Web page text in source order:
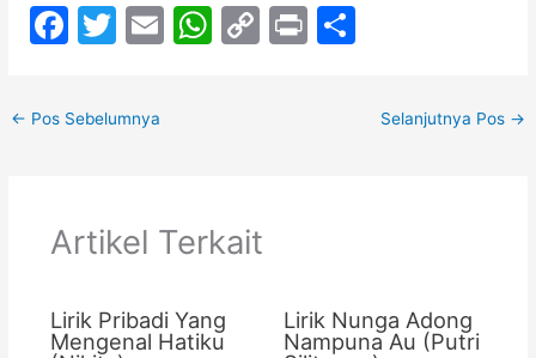
F
c
e
o
T
er
E
W
p
C
k
Pr
ar
← Pos Sebelumnya Selanjutnya Pos →
Artikel Terkait
Lirik Pribadi Yang
Mengenal Hatiku
Lirik Nunga Adong
Nampuna Au (Putri